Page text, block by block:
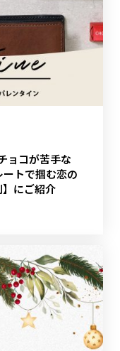
ョコが苦手な
トで掴む恋の
にご紹介